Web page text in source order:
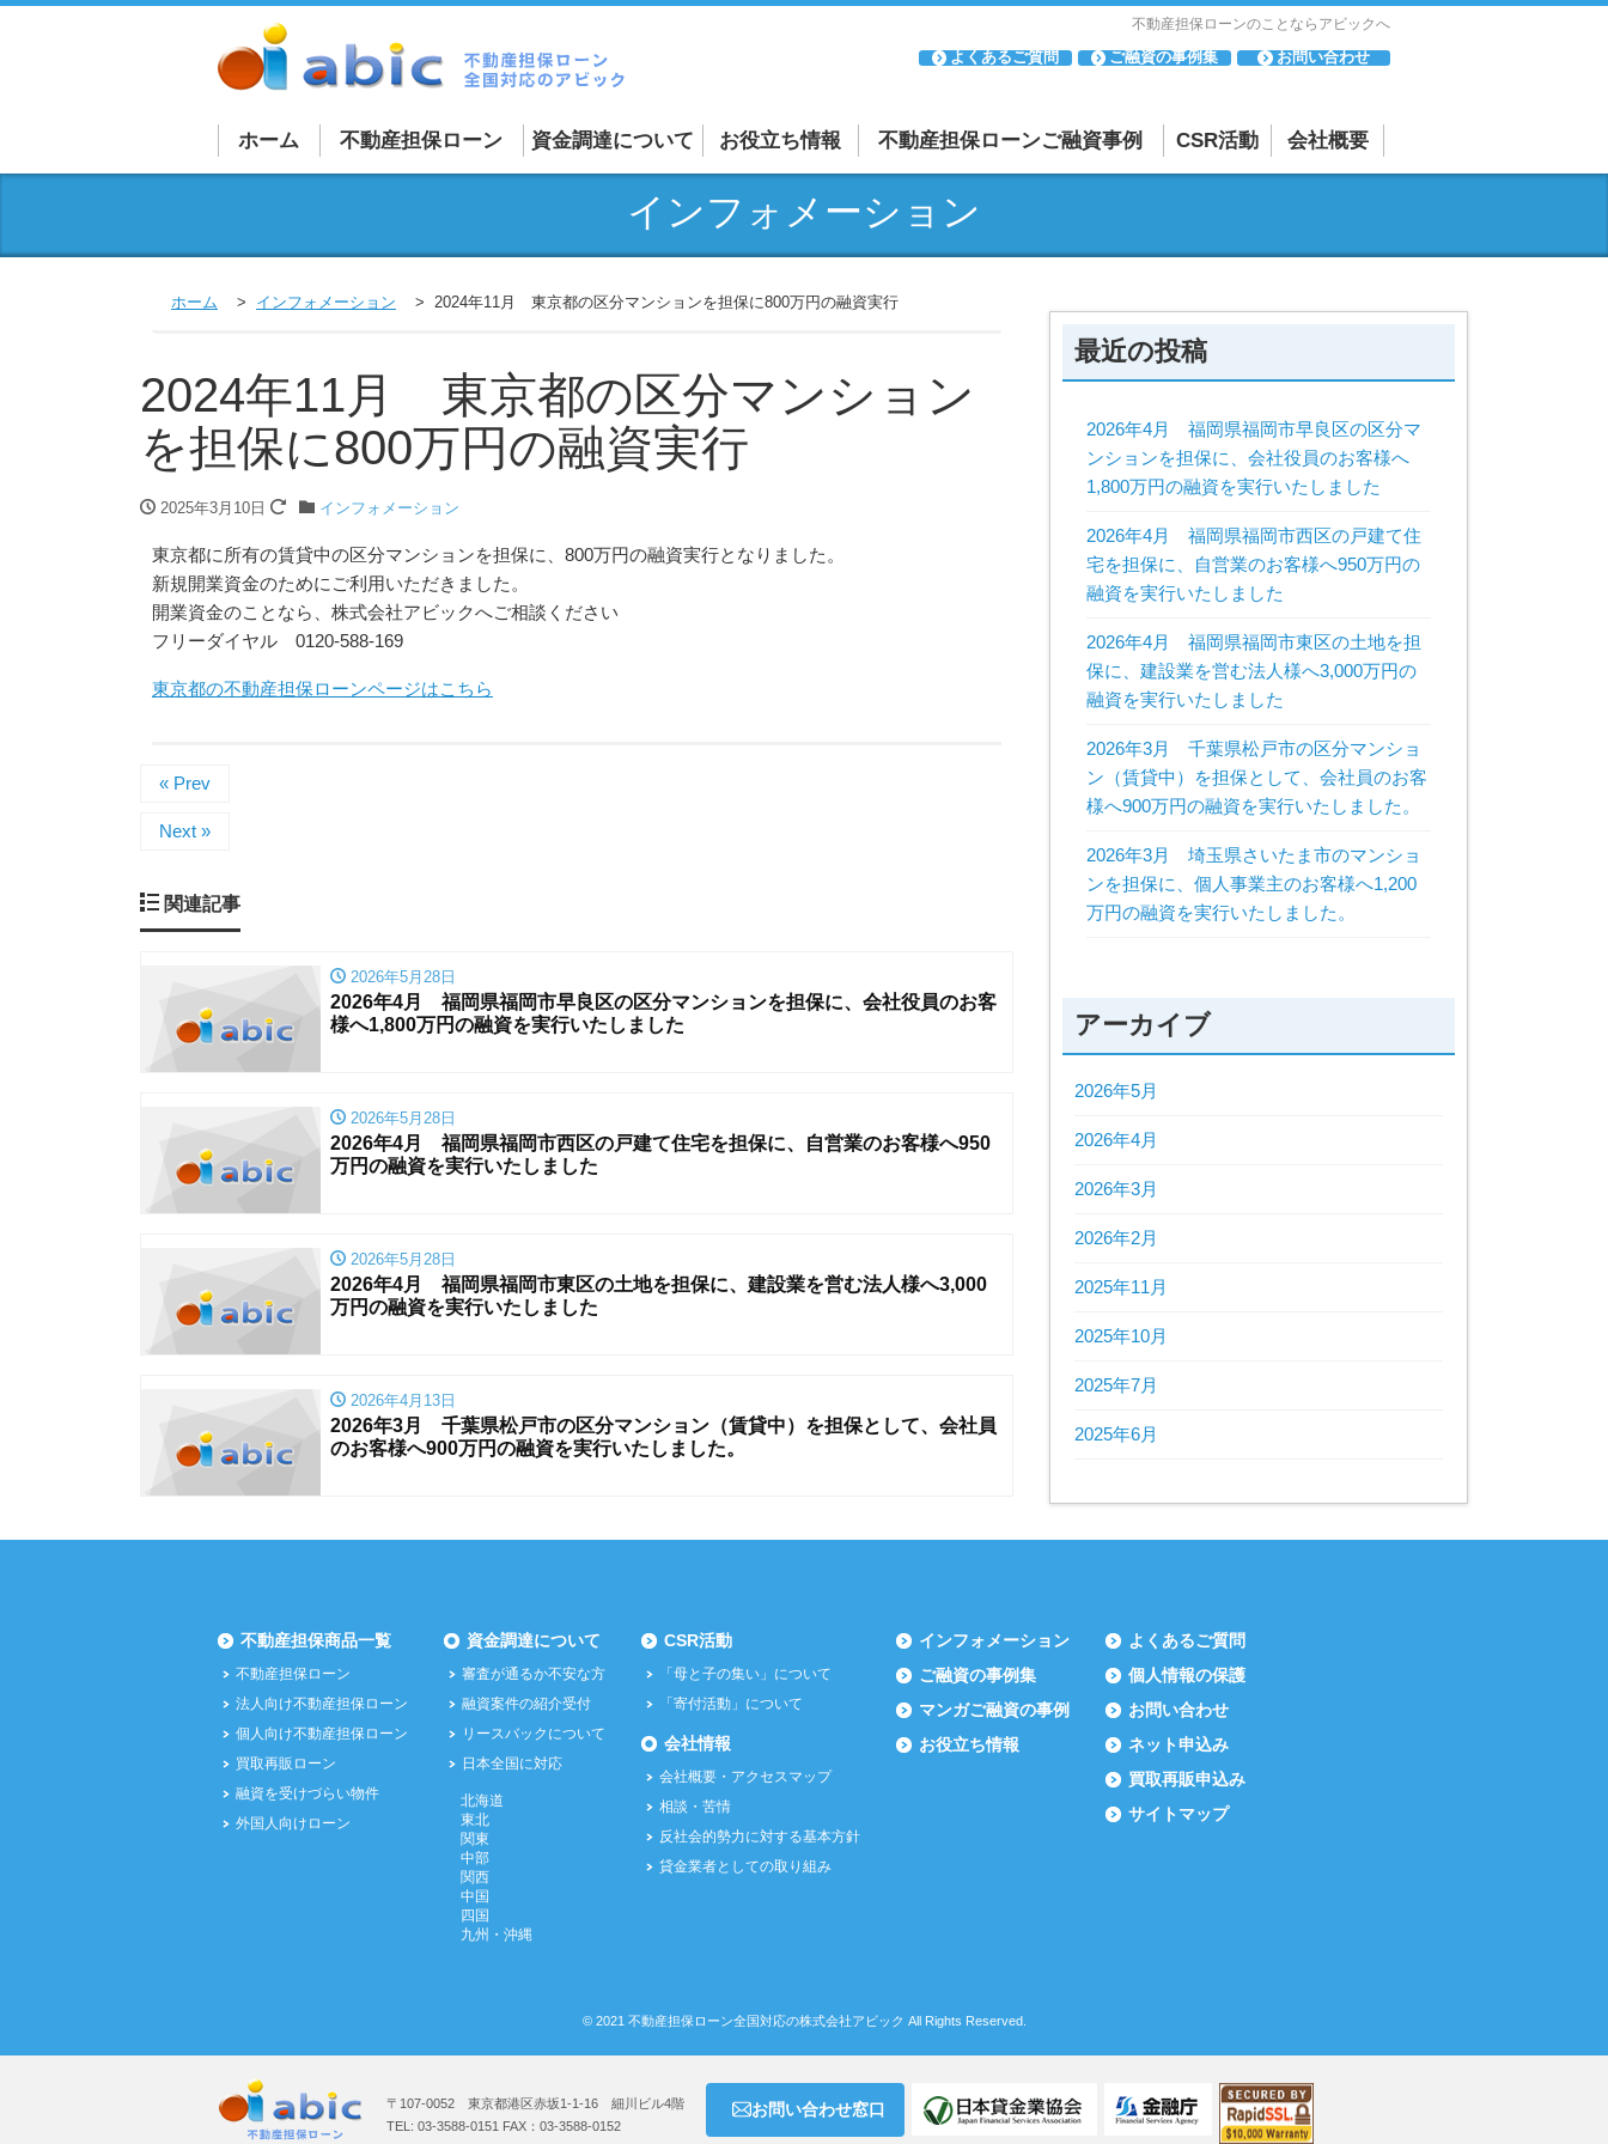
不動産担保ローンのことならアビックへ
よくあるご質問 ご融資の事例集 お問い合わせ
ホーム 不動産担保ローン
個人向け不動産担保ローン
融資を受けづらい物件
外国人向けローン
資金調達について
融資案件の紹介受付
審査が通るか不安な方
お役立ち情報 不動産担保ローンご融資事例 CSR活動 会社概要
インフォメーション
ホーム インフォメーション 2024年11月 東京都の区分マンションを担保に800万円の融資実行
2024年11月 東京都の区分マンション
を担保に800万円の融資実行
2025年3月10日 インフォメーション
東京都に所有の賃貸中の区分マンションを担保に、800万円の融資実行となりました。
新規開業資金のためにご利用いただきました。
開業資金のことなら、株式会社アビックへご相談ください
フリーダイヤル 0120-588-169
東京都の不動産担保ローンページはこちら
« Prev
Next »
関連記事
2026年5月28日
2026年4月 福岡県福岡市早良区の区分マンションを担保に、会社役員のお客
様へ1,800万円の融資を実行いたしました
2026年5月28日
2026年4月 福岡県福岡市西区の戸建て住宅を担保に、自営業のお客様へ950
万円の融資を実行いたしました
2026年5月28日
2026年4月 福岡県福岡市東区の土地を担保に、建設業を営む法人様へ3,000
万円の融資を実行いたしました
2026年4月13日
2026年3月 千葉県松戸市の区分マンション（賃貸中）を担保として、会社員
のお客様へ900万円の融資を実行いたしました。
最近の投稿
2026年4月 福岡県福岡市早良区の区分マ
ンションを担保に、会社役員のお客様へ
1,800万円の融資を実行いたしました
2026年4月 福岡県福岡市西区の戸建て住
宅を担保に、自営業のお客様へ950万円の
融資を実行いたしました
2026年4月 福岡県福岡市東区の土地を担
保に、建設業を営む法人様へ3,000万円の
融資を実行いたしました
2026年3月 千葉県松戸市の区分マンショ
ン（賃貸中）を担保として、会社員のお客
様へ900万円の融資を実行いたしました。
2026年3月 埼玉県さいたま市のマンショ
ンを担保に、個人事業主のお客様へ1,200
万円の融資を実行いたしました。
アーカイブ
2026年5月
2026年4月
2026年3月
2026年2月
2025年11月
2025年10月
2025年7月
2025年6月
不動産担保商品一覧
不動産担保ローン
法人向け不動産担保ローン
個人向け不動産担保ローン
買取再販ローン
融資を受けづらい物件
外国人向けローン
資金調達について
審査が通るか不安な方
融資案件の紹介受付
リースバックについて
日本全国に対応
北海道
東北
関東
中部
関西
中国
四国
九州・沖縄
CSR活動
「母と子の集い」について
「寄付活動」について
会社情報
会社概要・アクセスマップ
相談・苦情
反社会的勢力に対する基本方針
貸金業者としての取り組み
インフォメーション
ご融資の事例集
マンガご融資の事例
お役立ち情報
よくあるご質問
個人情報の保護
お問い合わせ
ネット申込み
買取再販申込み
サイトマップ
©2021 不動産担保ローン全国対応の株式会社アビック All Rights Reserved.
〒107-0052 東京都港区赤坂1-1-16 細川ビル4階
TEL: 03-3588-0151 FAX：03-3588-0152
お問い合わせ窓口